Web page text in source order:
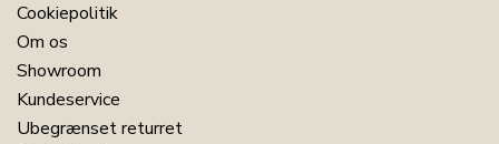
Cookiepolitik
Om os
Showroom
Kundeservice
Ubegrænset returret